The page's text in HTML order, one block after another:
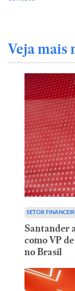
Veja mais
SETOR
Santander
como VP
no Brasil